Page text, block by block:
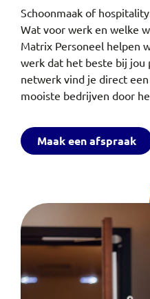
Schoonmaak of
Wat voor werk en welke
Matrix Personeel helpen
werk dat het beste bij jou
netwerk vind je direct
mooiste bedrijven door
Maak een afspraak